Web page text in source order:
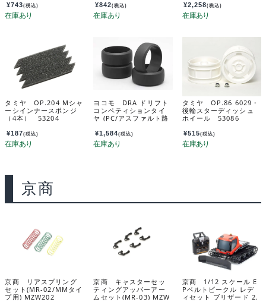
¥743(税込) ¥842(税込)
Preglued (GREEN) V
F1-FMS
¥2,258(税込)
タミヤ OP.204 Mシャ
ーシインナースポンジ
（4本） 53204
¥187(税込)
ヨコモ DRA ドリフト
コンペティションタイ
ヤ (PC/アスファルト路
¥1,584(税込)
タミヤ OP.86 6029・
後輪スターディッシュ
ホイール 53086
¥515(税込)
京商
京商 リアスプリング
セット(MR-02/MMタイ
プ用) MZW202
京商 キャスターセッ
ティングアッパーアー
ムセット(MR-03) MZW
京商 1/12 スケール E
Pベルトビークル レデ
ィセット ブリザード 2.